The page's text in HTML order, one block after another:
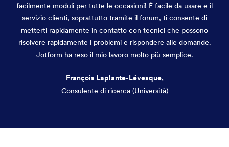
facilmente moduli per tutte le occasioni! È facile da usare e il
servizio clienti, soprattutto tramite il forum, ti consente di
metterti rapidamente in contatto con tecnici che possono
risolvere rapidamente i problemi e rispondere alle domande.
Jotform ha reso il mio lavoro molto più semplice.
François Laplante-Lévesque,
Consulente di ricerca (Università)